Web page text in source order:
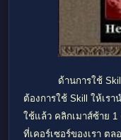
ด้านการใช้
ต้องการใช้ Skill ให้เรา
ใช้แล้ว คลิกเมาส์ซ้าย 1
ที่เคอร์เซอร์ของเรา ต